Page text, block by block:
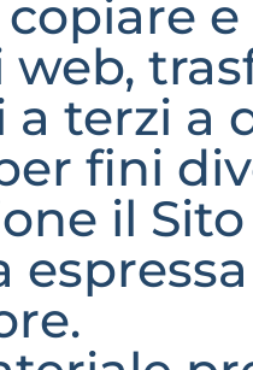
web,
a terzi a
fini
il